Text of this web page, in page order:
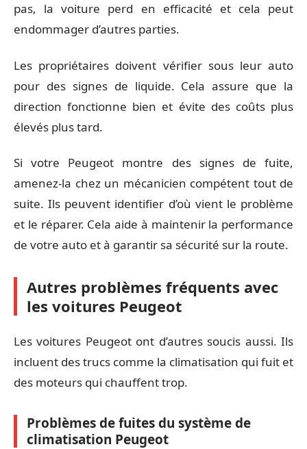
pas, la voiture perd en efficacité et cela peut
endommager d’autres parties.
Les propriétaires doivent vérifier sous leur auto
pour des signes de liquide. Cela assure que la
direction fonctionne bien et évite des coûts plus
élevés plus tard.
Si votre Peugeot montre des signes de fuite,
amenez-la chez un mécanicien compétent tout de
suite. Ils peuvent identifier d’où vient le problème
et le réparer. Cela aide à maintenir la performance
de votre auto et à garantir sa sécurité sur la route.
Autres problèmes fréquents avec
les voitures Peugeot
Les voitures Peugeot ont d’autres soucis aussi. Ils
incluent des trucs comme la climatisation qui fuit et
des moteurs qui chauffent trop.
Problèmes de fuites du système de
climatisation Peugeot